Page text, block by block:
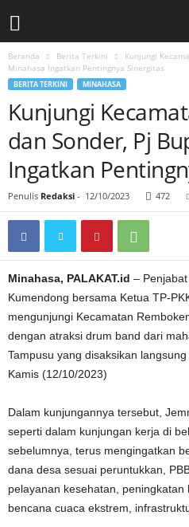
Beranda Berita Terkini
Kunjungi
Minahasa Ingatkan Pentingnya Sinergitas
BERITA TERKINI MINAHASA
Kunjungi
dan Sonder, Pj
Ingatkan
Penulis Redaksi - 12/10/2023 472
Minahasa, PALAKAT.id –
Kumendong bersama Ketua TP-
mengunjungi Kecamatan
dengan atraksi drum band dari
Tampusu yang disaksikan
Kamis (12/10/2023)
Dalam kunjungannya tersebut,
seperti dalam kunjungan kerja di
sebelumnya, terus mengingatkan
dana desa sesuai peruntukkan,
pelayanan kesehatan,
bencana cuaca ekstrem,